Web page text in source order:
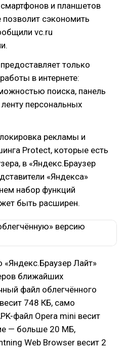
и планшетов
сэкономить
vc.ru
только
в интернете:
поиска, панель
персональных
рекламы и
Protect, которые есть
в «Яндекс.Браузер
«Яндекса»
набор функций
быть расширен.
«Яндекс.Браузер Лайт»
ближайших
файл облегчённого
748 КБ, само
файл Opera mini весит
— больше 20 МБ,
Web Browser весит 2